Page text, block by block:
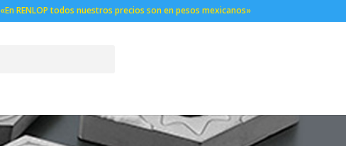
«En RENLOP todos nuestros precios son en pesos mexicanos»